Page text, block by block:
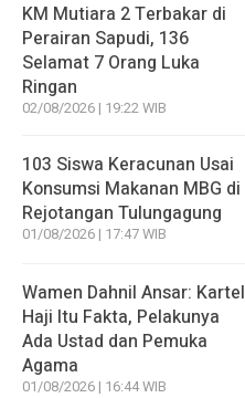
KM Mutiara 2 Terbakar di
Perairan Sapudi, 136
Selamat 7 Orang Luka
Ringan
02/08/2026 | 19:22 WIB
103 Siswa Keracunan Usai
Konsumsi Makanan MBG di
Rejotangan Tulungagung
01/08/2026 | 17:47 WIB
Wamen Dahnil Ansar: Kartel
Haji Itu Fakta, Pelakunya
Ada Ustad dan Pemuka
Agama
01/08/2026 | 16:44 WIB